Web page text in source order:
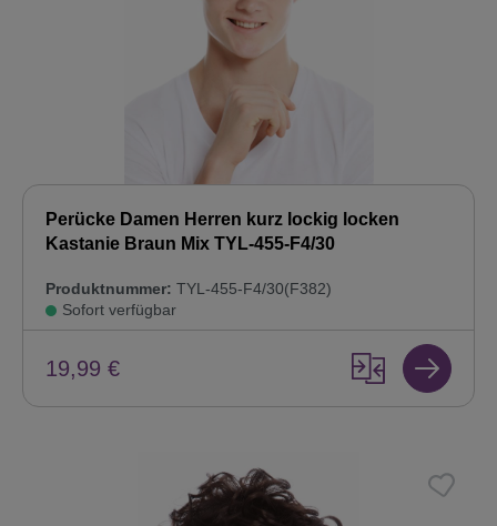
Perücke Damen Herren kurz lockig locken
Kastanie Braun Mix TYL-455-F4/30
Produktnummer: TYL-455-F4/30(F382)
Sofort verfügbar
19,99 €